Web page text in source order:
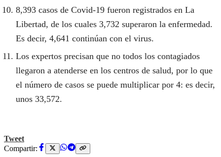
8,393 casos de Covid-19 fueron registrados en La
Libertad, de los cuales 3,732 superaron la enfermedad.
Es decir, 4,641 continúan con el virus.
Los expertos precisan que no todos los contagiados
llegaron a atenderse en los centros de salud, por lo que
el número de casos se puede multiplicar por 4: es decir,
unos 33,572.
Tweet
Compartir: